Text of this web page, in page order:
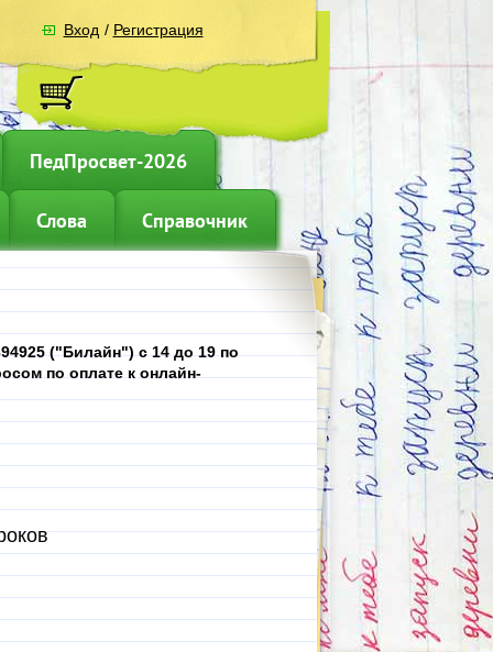
Вход / Регистрация
ПедПросвет-2026
Слова Справочник
("Билайн") с 14 до 19 по
по оплате к онлайн-